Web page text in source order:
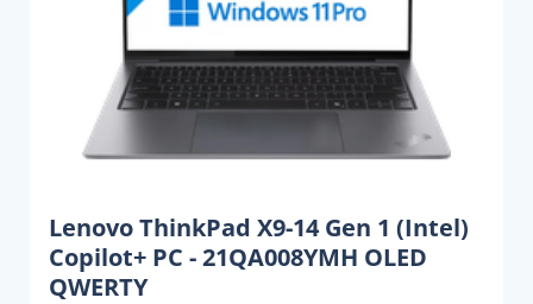
Lenovo ThinkPad X9-14 Gen 1 (Intel)
Copilot+ PC - 21QA008YMH OLED
QWERTY